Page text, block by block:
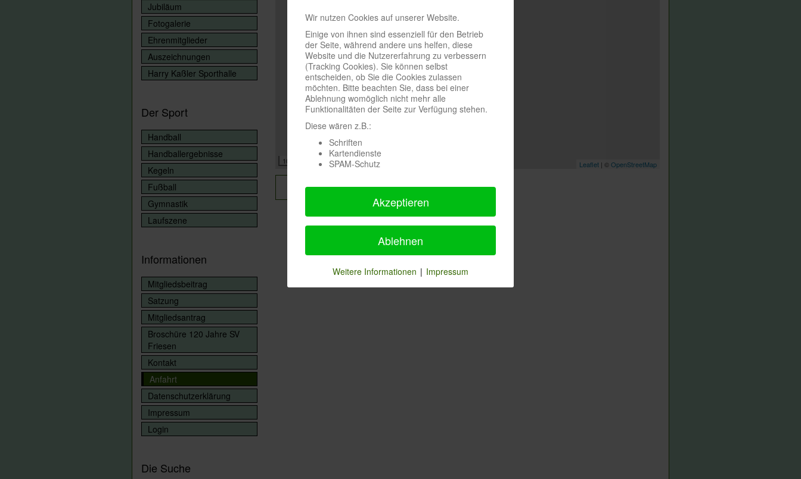
100 m Leaflet | © OpenStreetMap
Zurück Weiter
Jubiläum
Fotogalerie
Ehrenmitglieder
Auszeichnungen
Harry Kaßler Sporthalle
Der Sport
Handball
Handballergebnisse
Kegeln
Fußball
Gymnastik
Laufszene
Informationen
Mitgliedsbeitrag
Satzung
Mitgliedsantrag
Broschüre 120 Jahre SV
Friesen
Kontakt
Anfahrt
Datenschutzerklärung
Impressum
Login
Die Suche
Wir nutzen Cookies auf unserer Website.
Einige von ihnen sind essenziell für den Betrieb
der Seite, während andere uns helfen, diese
Website und die Nutzererfahrung zu verbessern
(Tracking Cookies). Sie können selbst
entscheiden, ob Sie die Cookies zulassen
möchten. Bitte beachten Sie, dass bei einer
Ablehnung womöglich nicht mehr alle
Funktionalitäten der Seite zur Verfügung stehen.
Diese wären z.B.:
Schriften
Kartendienste
SPAM-Schutz
Akzeptieren
Ablehnen
Weitere Informationen | Impressum